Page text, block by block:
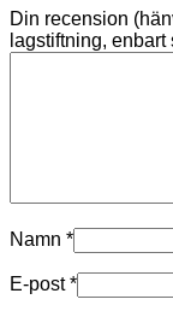
Din recension
lagstiftning,
Namn *
E-post*